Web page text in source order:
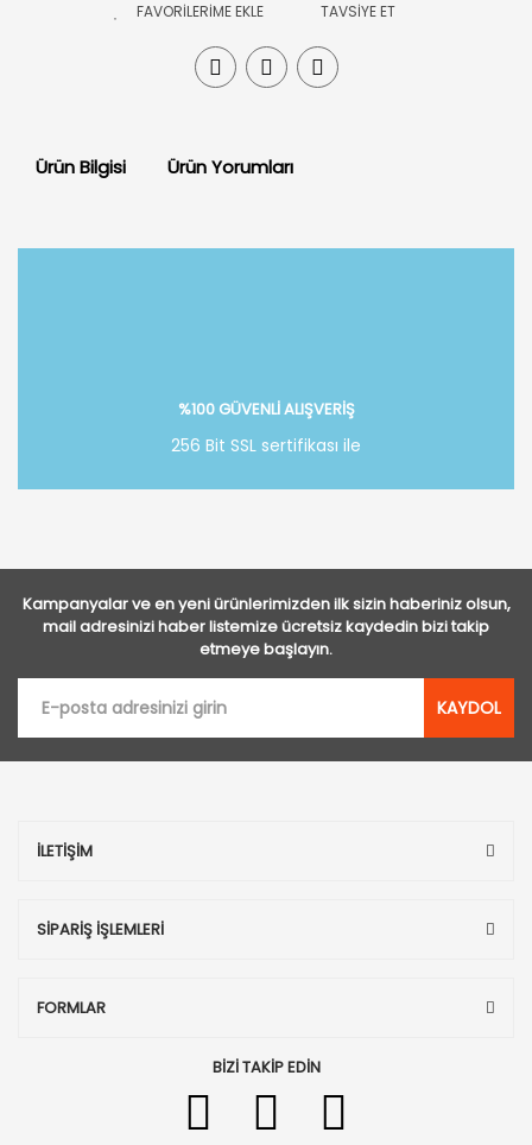
TAVSİYE ET
Ürün Bilgisi Ürün Yorumları
%100 GÜVENLİ ALIŞVERİŞ
256 Bit SSL sertifikası ile
Kampanyalar ve en yeni ürünlerimizden ilk sizin haberiniz olsun,
mail adresinizi haber listemize ücretsiz kaydedin bizi takip
etmeye başlayın.
KAYDOL
İLETİŞİM
SİPARİŞ İŞLEMLERİ
FORMLAR
BİZİ TAKİP EDİN